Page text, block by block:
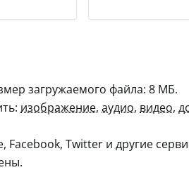
загружаемого файла: 8 МБ.
изображение, аудио, видео,
Facebook, Twitter и другие